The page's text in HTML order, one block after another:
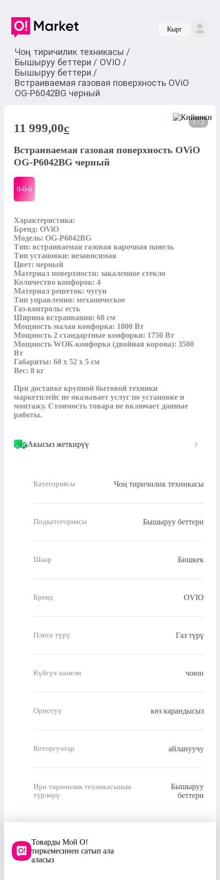
Кырг
Чоң тиричилик техникасы /
Бышыруу беттери / OVIO /
Бышыруу беттери /
Встраиваемая газовая поверхность OViO
OG-P6042BG черный
1 / 3
11 999,00c
Встраиваемая газовая поверхность OViO
OG-P6042BG черный
0-0-6
Характеристика:
Бренд: OViO
Модель: OG-P6042BG
Тип: встраиваемая газовая варочная панель
Тип установки: независимая
Цвет: черный
Материал поверхности: закаленное стекло
Количество конфорок: 4
Материал решеток: чугун
Тип управления: механическое
Газ-контроль: есть
Ширина встраивания: 60 см
Мощность малая конфорка: 1000 Вт
Мощность 2 стандартные конфорки: 1750 Вт
Мощность WOK-конфорка (двойная корона): 3500
Вт
Габариты: 60 х 52 х 5 см
Вес: 8 кг
При доставке крупной бытовой техники
маркетплейс не оказывает услуг по установке и
монтажу. Стоимость товара не включает данные
работы.
Акысыз жеткирүү
Категориясы Чоң тиричилик техникасы
Подкатегориясы Бышыруу беттери
Шаар Бишкек
Бренд OVIO
Плита түрү Газ түрү
Күйгүч панели чоюн
Орнотуу көз карандысыз
Которгучтар айлануучу
Ири тиричилик техникасынын
түрлөрү
Бышыруу
беттери
Товарды Мой О!
тиркемесинен сатып ала
аласыз